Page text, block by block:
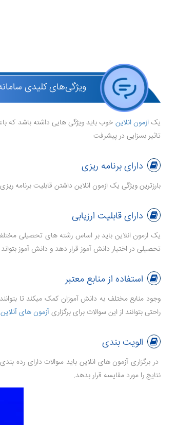
ویژگی‌های کلیدی
یکازمون انلاین خوب باید ویژگی هایی داشته باشد که
تاثیر بسزایی در
دارای برنامه ریزی
بارزترین ویژگی یک ازمون انلاین داشتن قابلیت برنامه
دارای قابلیت ارزیابی
یک ازمون انلاین باید بر اساس رشته های تحصیلی مختلف
تحصیلی در اختیار دانش آموز قرار دهد و دانش آموز
استفاده از منابع معتبر
وجود منابع مختلف به دانش آموزان کمک میکند تا
راحتی بتوانند از این سوالات برای برگزاریآزمون های آنلاین
الویت بندی
در برگزاری آزمون های انلاین باید سوالات دارای
نتایج را مورد مقایسه قرار بدهد.